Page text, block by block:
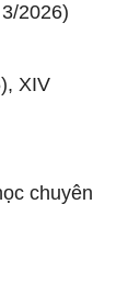
2026)
XIV
chuyên